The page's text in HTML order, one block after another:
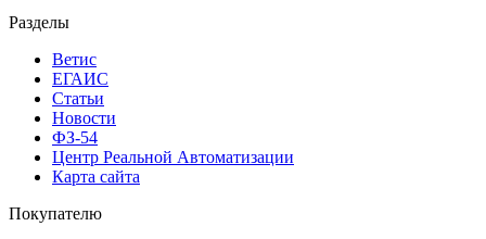
Разделы
Ветис
ЕГАИС
Статьи
Новости
ФЗ-54
Центр Реальной Автоматизации
Карта сайта
Покупателю